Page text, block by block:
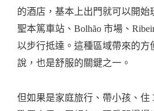
的酒店，基本上出門就可以開始
聖本篤車站、Bolhão 市場、
以步行抵達。這種區域帶來的方
說，也是舒服的關鍵之一。
但如果是家庭旅行、帶小孩、住